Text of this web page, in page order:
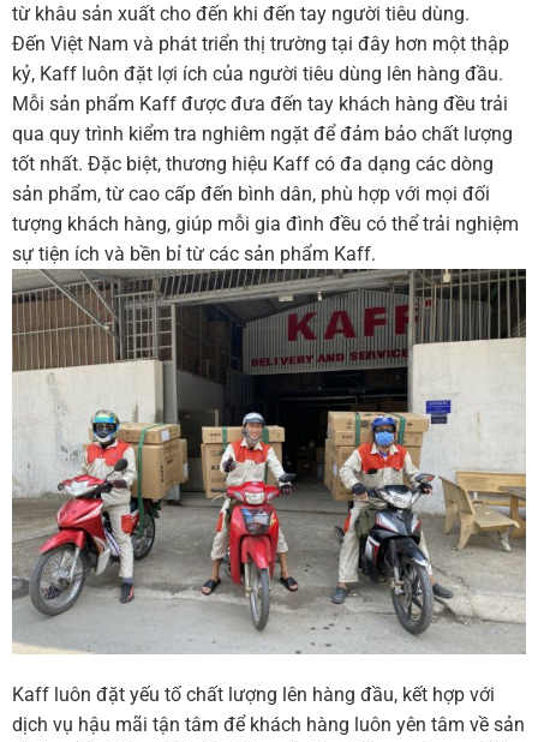
từ khâu sản xuất cho đến khi đến tay người tiêu dùng.
Đến Việt Nam và phát triển thị trường tại đây hơn một thập
kỷ, Kaff luôn đặt lợi ích của người tiêu dùng lên hàng đầu.
Mỗi sản phẩm Kaff được đưa đến tay khách hàng đều trải
qua quy trình kiểm tra nghiêm ngặt để đảm bảo chất lượng
tốt nhất. Đặc biệt, thương hiệu Kaff có đa dạng các dòng
sản phẩm, từ cao cấp đến bình dân, phù hợp với mọi đối
tượng khách hàng, giúp mỗi gia đình đều có thể trải nghiệm
sự tiện ích và bền bỉ từ các sản phẩm Kaff.
Kaff luôn đặt yếu tố chất lượng lên hàng đầu, kết hợp với
dịch vụ hậu mãi tận tâm để khách hàng luôn yên tâm về sản